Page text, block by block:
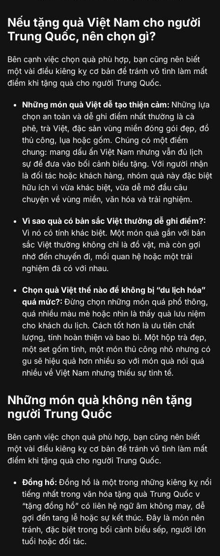
Nếu tặng quà Việt Nam cho người
Trung Quốc, nên chọn gì?
Bên cạnh việc chọn quà phù hợp, bạn cũng nên biết
một vài điều kiêng kỵ cơ bản để tránh vô tình làm mất
điểm khi tặng quà cho người Trung Quốc.
Những món quà Việt dễ tạo thiện cảm: Những lựa
chọn an toàn và dễ ghi điểm nhất thường là cà
phê, trà Việt, đặc sản vùng miền đóng gói đẹp, đồ
thủ công, lụa hoặc gốm. Chúng có một điểm
chung: mang dấu ấn Việt Nam nhưng vẫn đủ lịch
sự để đưa vào bối cảnh biếu tặng. Với người nhận
là đối tác hoặc khách hàng, nhóm quà này đặc biệt
hữu ích vì vừa khác biệt, vừa dễ mở đầu câu
chuyện về vùng miền, văn hóa và trải nghiệm.
Vì sao quà có bản sắc Việt thường dễ ghi điểm?:
Vì nó có tính khác biệt. Một món quà gắn với bản
sắc Việt thường không chỉ là đồ vật, mà còn gợi
nhớ đến chuyến đi, mối quan hệ hoặc một trải
nghiệm đã có với nhau.
Chọn quà Việt thế nào để không bị “du lịch hóa”
quá mức?: Đừng chọn những món quá phổ thông,
quá nhiều màu mè hoặc nhìn là thấy quà lưu niệm
cho khách du lịch. Cách tốt hơn là ưu tiên chất
lượng, tính hoàn thiện và bao bì. Một hộp trà đẹp,
một set gốm tinh, một món thủ công nhỏ nhưng có
gu sẽ hiệu quả hơn nhiều so với món quà nói quá
nhiều về Việt Nam nhưng thiếu sự tinh tế.
Những món quà không nên tặng
người Trung Quốc
Bên cạnh việc chọn quà phù hợp, bạn cũng nên biết
một vài điều kiêng kỵ cơ bản để tránh vô tình làm mất
điểm khi tặng quà cho người Trung Quốc.
Đồng hồ: Đồng hồ là một trong những kiêng kỵ nổi
tiếng nhất trong văn hóa tặng quà Trung Quốc v
“tặng đồng hồ” có liên hệ ngữ âm không may, dễ
gợi đến tang lễ hoặc sự kết thúc. Đây là món nên
tránh, đặc biệt trong bối cảnh biếu sếp, người lớn
tuổi hoặc đối tác.